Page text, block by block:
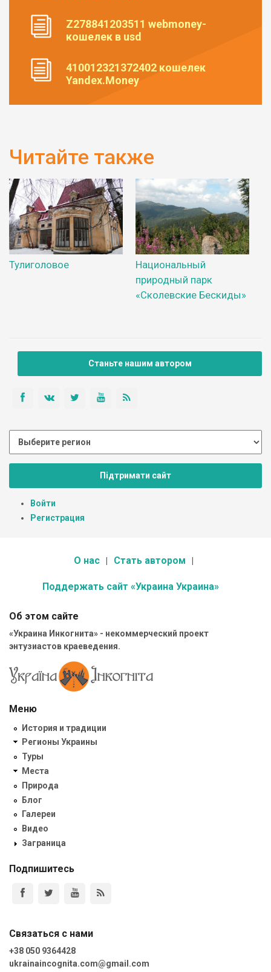
Z278841203511 webmoney-
кошелек в usd
410012321372402 кошелек
Yandex.Money
Читайте также
Тулиголовое
Национальный
природный парк
«Сколевские Бескиды»
Станьте нашим автором
Підтримати сайт
Войти
Регистрация
О нас Стать автором
Поддержать сайт «Украина Украина»
Об этом сайте
«Украина Инкогнита» - некоммерческий проект
энтузиастов краеведения.
Меню
История и традиции
Регионы Украины
Туры
Места
Природа
Блог
Галереи
Видео
Заграница
Подпишитесь
Связаться с нами
+38 050 9364428
ukrainaincognita.com@gmail.com